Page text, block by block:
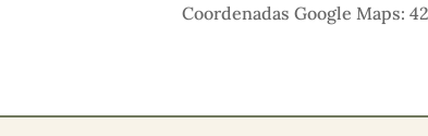
Coordenadas Google Maps: